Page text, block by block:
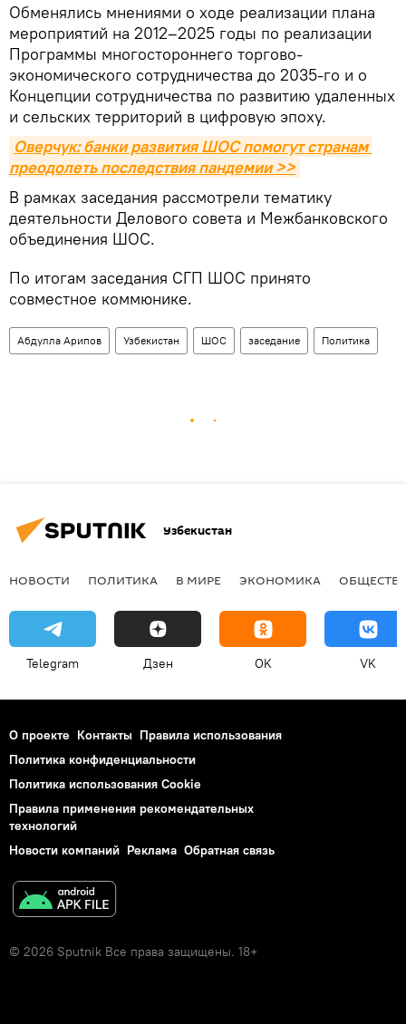
Обменялись мнениями о ходе реализации плана
мероприятий на 2012–2025 годы по реализации
Программы многостороннего торгово-
экономического сотрудничества до 2035-го и о
Концепции сотрудничества по развитию удаленных
и сельских территорий в цифровую эпоху.
Оверчук: банки развития ШОС помогут странам
преодолеть последствия пандемии >>
В рамках заседания рассмотрели тематику
деятельности Делового совета и Межбанковского
объединения ШОС.
По итогам заседания СГП ШОС принято
совместное коммюнике.
Абдулла Арипов Узбекистан ШОС заседание Политика
Узбекистан
НОВОСТИ ПОЛИТИКА В МИРЕ ЭКОНОМИКА
Telegram Дзен OK VK
О проекте Контакты Правила использования
Политика конфиденциальности
Политика использования Cookie
Правила применения рекомендательных
технологий
Новости компаний Реклама Обратная связь
© 2026 Sputnik Все права защищены. 18+